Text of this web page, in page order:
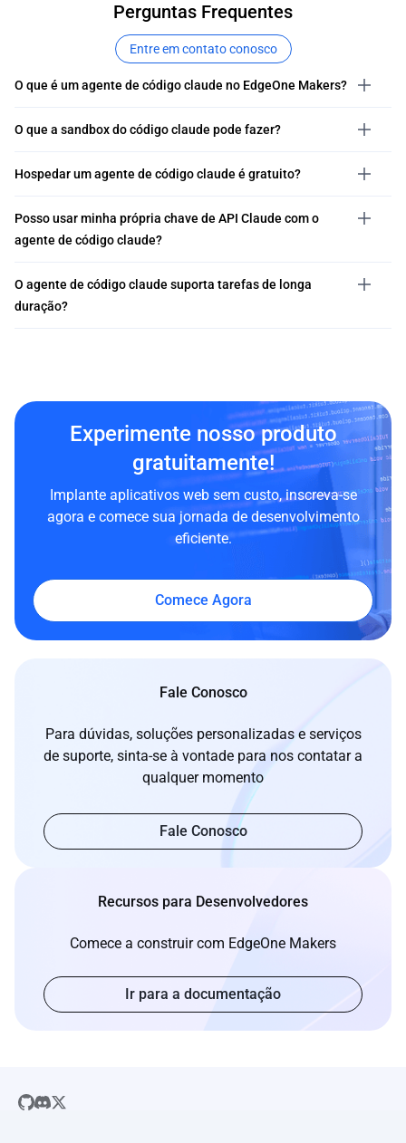
Perguntas Frequentes
Entre em contato conosco
O que é um agente de código claude no EdgeOne Makers?
O que a sandbox do código claude pode fazer?
Hospedar um agente de código claude é gratuito?
Posso usar minha própria chave de API Claude com o
agente de código claude?
O agente de código claude suporta tarefas de longa
duração?
Experimente nosso produto
gratuitamente!
Implante aplicativos web sem custo, inscreva-se
agora e comece sua jornada de desenvolvimento
eficiente.
Comece Agora
Fale Conosco
Para dúvidas, soluções personalizadas e serviços
de suporte, sinta-se à vontade para nos contatar a
qualquer momento
Fale Conosco
Recursos para Desenvolvedores
Comece a construir com EdgeOne Makers
Ir para a documentação